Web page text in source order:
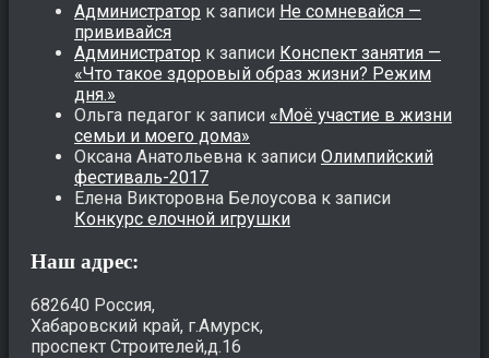
Администратор к записи Не сомневайся —
прививайся
Администратор к записи Конспект занятия —
«Что такое здоровый образ жизни? Режим
дня.»
Ольга педагог к записи «Моё участие в жизни
семьи и моего дома»
Оксана Анатольевна к записи Олимпийский
фестиваль-2017
Елена Викторовна Белоусова к записи
Конкурс елочной игрушки
Наш адрес:
682640 Россия,
Хабаровский край, г.Амурск,
проспект Строителей,д.16